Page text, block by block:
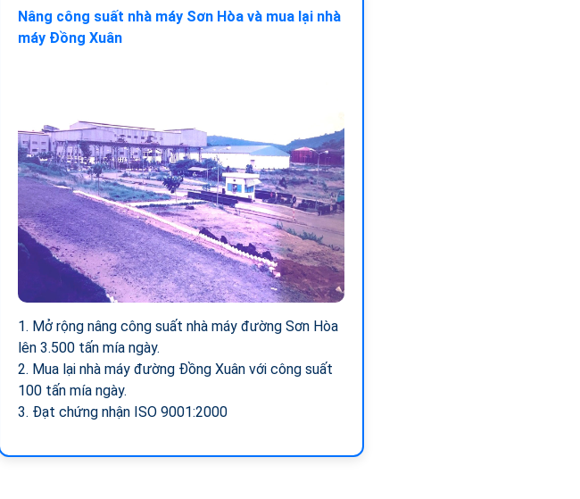
Nâng công suất nhà máy Sơn Hòa và mua lại nhà
máy Đồng Xuân
1. Mở rộng nâng công suất nhà máy đường Sơn Hòa
lên 3.500 tấn mía ngày.
2. Mua lại nhà máy đường Đồng Xuân với công suất
100 tấn mía ngày.
3. Đạt chứng nhận ISO 9001:2000